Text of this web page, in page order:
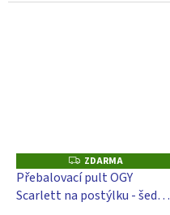
Z
D
A
R
M
ZDARMA
Přebalovací pult OGY
Scarlett na postýlku - šedý -